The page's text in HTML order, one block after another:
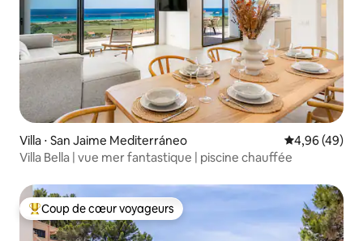
Villa ⋅ San Jaime Mediterráneo Évaluation
4,96 (49)
Villa Bella | vue mer fantastique | piscine chauffée
Coups de cœur voyageurs les plus appréciés
Coup de cœur voyageurs